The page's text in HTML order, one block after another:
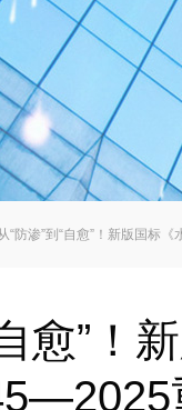
“防渗”到“自愈”！新版国标
愈”